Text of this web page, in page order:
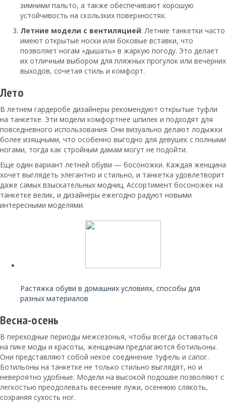
зимними пальто, а также обеспечивают хорошую
устойчивость на скользких поверхностях.
Летние модели с вентиляцией: Летние танкетки часто
имеют открытые носки или боковые вставки, что
позволяет ногам «дышать» в жаркую погоду. Это делает
их отличным выбором для пляжных прогулок или вечерних
выходов, сочетая стиль и комфорт.
Лето
В летнем гардеробе дизайнеры рекомендуют открытые туфли
на танкетке. Эти модели комфортнее шпилек и подходят для
повседневного использования. Они визуально делают лодыжки
более изящными, что особенно выгодно для девушек с полными
ногами, тогда как стройным дамам могут не подойти.
Еще один вариант летней обуви — босоножки. Каждая женщина
хочет выглядеть элегантно и стильно, и танкетка удовлетворит
даже самых взыскательных модниц. Ассортимент босоножек на
танкетке велик, и дизайнеры ежегодно радуют новыми
интересными моделями.
Растяжка обуви в домашних условиях, способы для
разных материалов
Весна-осень
В переходные периоды межсезонья, чтобы всегда оставаться
на пике моды и красоты, женщинам предлагаются ботильоны.
Они представляют собой некое соединение туфель и сапог.
Ботильоны на танкетке не только стильно выглядят, но и
невероятно удобные. Модели на высокой подошве позволяют с
легкостью преодолевать весенние лужи, осеннюю слякоть,
сохраняя сухость ног.